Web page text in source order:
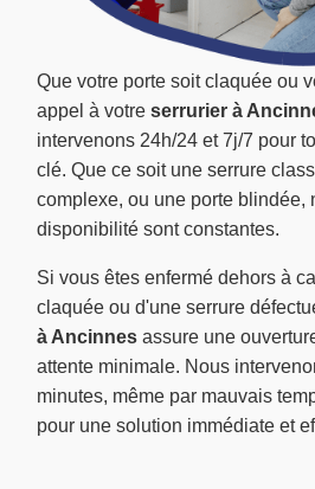
Que votre porte soit claquée ou
appel à votre serrurier à
intervenons 24h/24 et 7j/7 pour
clé. Que ce soit une serrure
complexe, ou une porte blindée,
disponibilité sont constantes.
Si vous êtes enfermé dehors à
claquée ou d'une serrure
à Ancinnes assure une
attente minimale. Nous
minutes, même par mauvais
pour une solution immédiate et